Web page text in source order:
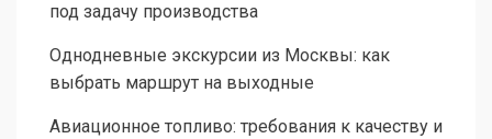
под задачу производства
Однодневные экскурсии из Москвы: как
выбрать маршрут на выходные
Авиационное топливо: требования к качеству и